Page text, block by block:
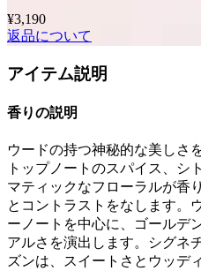
¥3,190
返品について
アイテム説明
香りの説明
ウードの持つ神秘的な美しさ
トップノートのスパイス、シ
マティックなフローラルが香
とコントラストをなします。
ーノートを中心に、ゴールデ
アルさを演出します。シグネ
ズンは、スイートさとウッデ